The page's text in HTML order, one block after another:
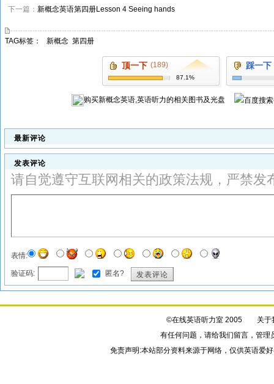
下一篇： 新概念英语第四册Lesson 4 Seeing hands
TAG标签： 新概念 第四册
顶一下 (189)
87.1%
踩一下
购买新概念英语,英语听力的相关图书及光盘
最新评论
发表评论
请自觉遵守互联网相关的政策法规，严禁发
表情:
验证码: 匿名? 发表评论
©在线英语听力室 2005 关于
有任何问题，请给我们留言，管理
免责声明:本站部分资料来源于网络，仅供英语爱